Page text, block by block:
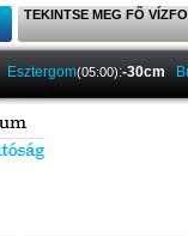
TEKINTSE MEG FŐ
Esztergom(05:00):-30cm